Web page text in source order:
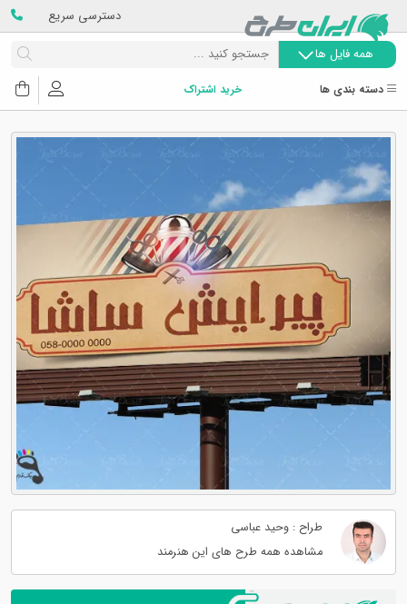
دسترسی سریع
همه فایل ها
دسته بندی ها خرید اشتراک
طراح : وحید عباسی
مشاهده همه طرح های این هنرمند